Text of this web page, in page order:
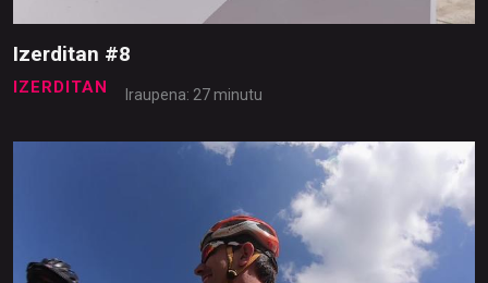
Izerditan #8
IZERDITAN Iraupena: 27 minutu